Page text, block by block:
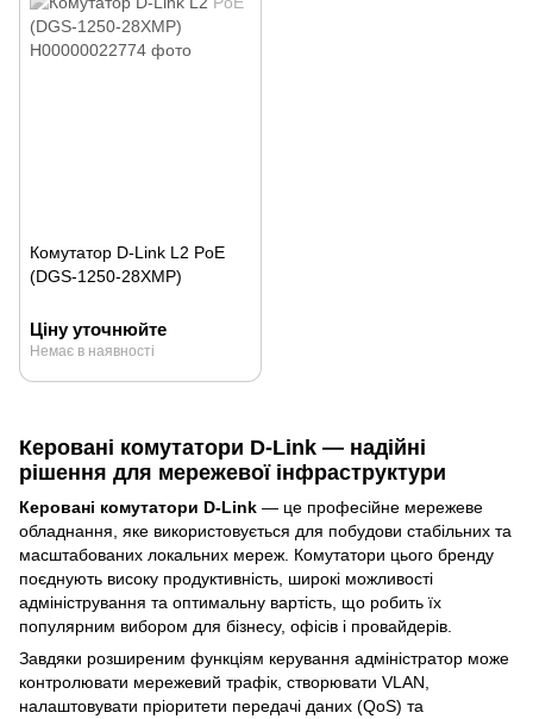
Комутатор D-Link L2 PoE
(DGS-1250-28XMP)
Ціну уточнюйте
Немає в наявності
Керовані комутатори D-Link — надійні
рішення для мережевої інфраструктури
Керовані комутатори D-Link — це професійне мережеве
обладнання, яке використовується для побудови стабільних та
масштабованих локальних мереж. Комутатори цього бренду
поєднують високу продуктивність, широкі можливості
адміністрування та оптимальну вартість, що робить їх
популярним вибором для бізнесу, офісів і провайдерів.
Завдяки розширеним функціям керування адміністратор може
контролювати мережевий трафік, створювати VLAN,
налаштовувати пріоритети передачі даних (QoS) та